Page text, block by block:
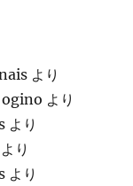
より
より
より
より
より